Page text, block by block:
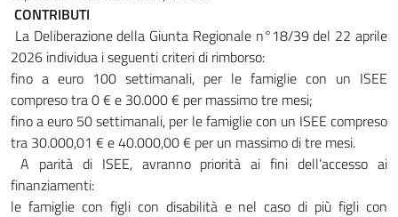
CONTRIBUTI
La Deliberazione della Giunta Regionale n°18/39 del 22 aprile
2026 individua i seguenti criteri di rimborso:
fino a euro 100 settimanali, per le famiglie con un ISEE
compreso tra 0 € e 30.000 € per massimo tre mesi;
fino a euro 50 settimanali, per le famiglie con un ISEE compreso
tra 30.000,01 € e 40.000,00 € per un massimo di tre mesi.
A parità di ISEE, avranno priorità ai fini dell’accesso ai
finanziamenti:
le famiglie con figli con disabilità e nel caso di più figli con